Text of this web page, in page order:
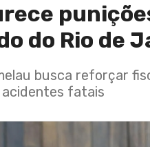
do Rio de
busca reforçar
fatais